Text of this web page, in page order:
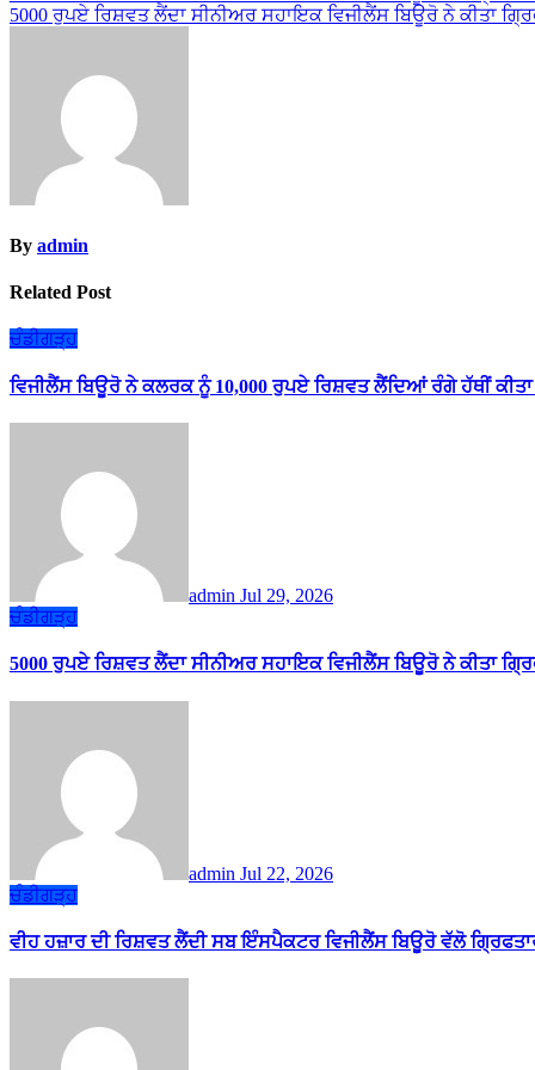
navigation
5000 ਰੁਪਏ ਰਿਸ਼ਵਤ ਲੈਂਦਾ ਸੀਨੀਅਰ ਸਹਾਇਕ ਵਿਜੀਲੈਂਸ ਬਿਊਰੋ ਨੇ ਕੀਤਾ
By admin
Related Post
ਚੰਡੀਗੜ੍ਹ
ਵਿਜੀਲੈਂਸ ਬਿਊਰੋ ਨੇ ਕਲਰਕ ਨੂੰ 10,000 ਰੁਪਏ ਰਿਸ਼ਵਤ ਲੈਂਦਿਆਂ ਰੰਗੇ ਹੱਥੀਂ ਕੀਤਾ
admin Jul 29, 2026
ਚੰਡੀਗੜ੍ਹ
5000 ਰੁਪਏ ਰਿਸ਼ਵਤ ਲੈਂਦਾ ਸੀਨੀਅਰ ਸਹਾਇਕ ਵਿਜੀਲੈਂਸ ਬਿਊਰੋ ਨੇ ਕੀਤਾ
admin Jul 22, 2026
ਚੰਡੀਗੜ੍ਹ
ਵੀਹ ਹਜ਼ਾਰ ਦੀ ਰਿਸ਼ਵਤ ਲੈਂਦੀ ਸਬ ਇੰਸਪੈਕਟਰ ਵਿਜੀਲੈਂਸ ਬਿਊਰੋ ਵੱਲੋ